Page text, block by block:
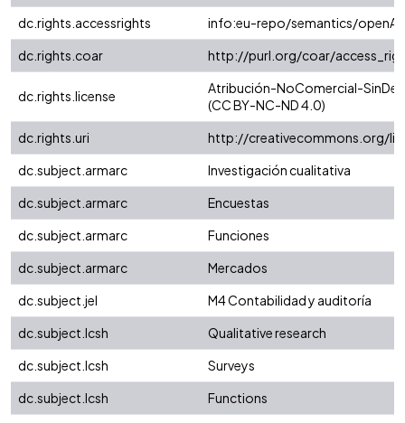
dc.rights.accessrights
info:eu-repo/semantics/
dc.rights.coar
http://purl.org/coar/
dc.rights.license
Atribución-NoComercial-
(CC BY-NC-ND 4.0)
dc.rights.uri
http://creativecommons.org/
dc.subject.armarc
Investigación cualitativa
dc.subject.armarc
Encuestas
dc.subject.armarc
Funciones
dc.subject.armarc
Mercados
dc.subject.jel
M4 Contabilidad y auditoría
dc.subject.lcsh
Qualitative research
dc.subject.lcsh
Surveys
dc.subject.lcsh
Functions